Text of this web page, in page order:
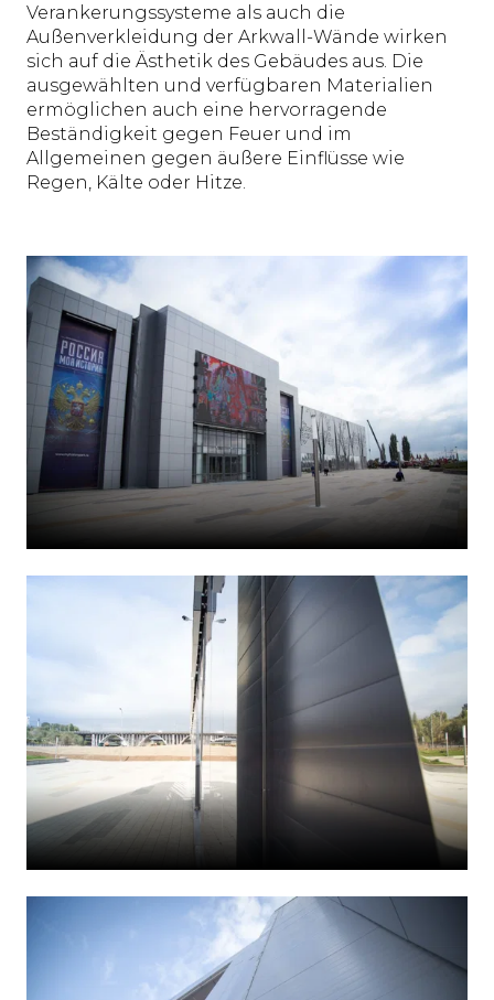
Verankerungssysteme als auch die
Außenverkleidung der Arkwall-Wände wirken
sich auf die Ästhetik des Gebäudes aus. Die
ausgewählten und verfügbaren Materialien
ermöglichen auch eine hervorragende
Beständigkeit gegen Feuer und im
Allgemeinen gegen äußere Einflüsse wie
Regen, Kälte oder Hitze.